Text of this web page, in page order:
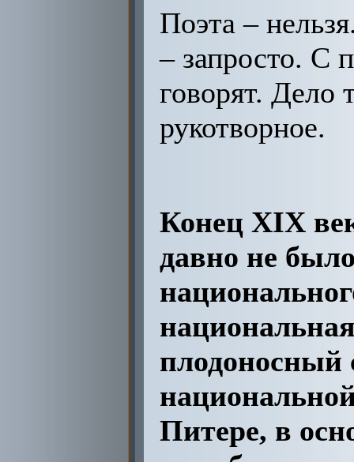
Поэта –
– запросто. С
говорят. Дело
рукотворное.
Конец ХIХ
давно не
плодоносный
Питере, в